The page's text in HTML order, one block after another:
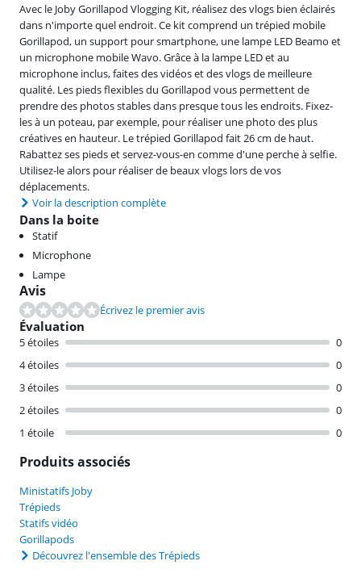
Avec le Joby Gorillapod Vlogging Kit, réalisez des vlogs bien éclairés
dans n'importe quel endroit. Ce kit comprend un trépied mobile
Gorillapod, un support pour smartphone, une lampe LED Beamo et
un microphone mobile Wavo. Grâce à la lampe LED et au
microphone inclus, faites des vidéos et des vlogs de meilleure
qualité. Les pieds flexibles du Gorillapod vous permettent de
prendre des photos stables dans presque tous les endroits. Fixez-
les à un poteau, par exemple, pour réaliser une photo des plus
créatives en hauteur. Le trépied Gorillapod fait 26 cm de haut.
Rabattez ses pieds et servez-vous-en comme d'une perche à selfie.
Utilisez-le alors pour réaliser de beaux vlogs lors de vos
déplacements.
Voir la description complète
Dans la boite
Statif
Microphone
Lampe
Avis
Écrivez le premier avis
Évaluation
5 étoiles
0
4 étoiles
0
3 étoiles
0
2 étoiles
0
1 étoile
0
Produits associés
Ministatifs Joby
Trépieds
Statifs vidéo
Gorillapods
Découvrez l'ensemble des Trépieds